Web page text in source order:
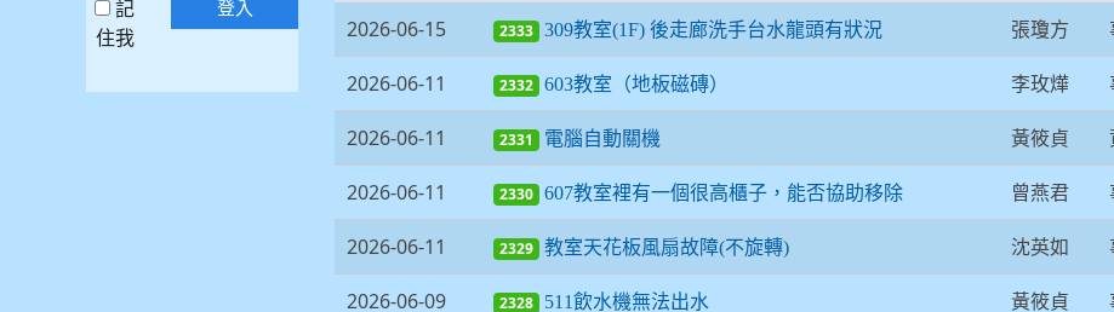
2026-06-15 2333 309教室(1F) 後走廊洗手台水龍頭有狀況 張瓊方
2026-06-11 2332 603教室（地板磁磚） 李玫燁
2026-06-11 2331 電腦自動關機 黃筱貞
2026-06-11 2330 607教室裡有一個很高櫃子，能否協助移除 曾燕君
2026-06-11 2329 教室天花板風扇故障(不旋轉) 沈英如
2026-06-09 2328 511飲水機無法出水 黃筱貞
記
住我
登入